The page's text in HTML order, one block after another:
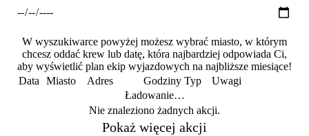
W wyszukiwarce powyżej możesz wybrać miasto, w którym
chcesz oddać krew lub datę, która najbardziej odpowiada Ci,
aby wyświetlić plan ekip wyjazdowych na najbliższe miesiące!
Data Miasto Adres Godziny Typ
Uwagi
Ładowanie…
Nie znaleziono żadnych akcji.
Pokaż więcej akcji